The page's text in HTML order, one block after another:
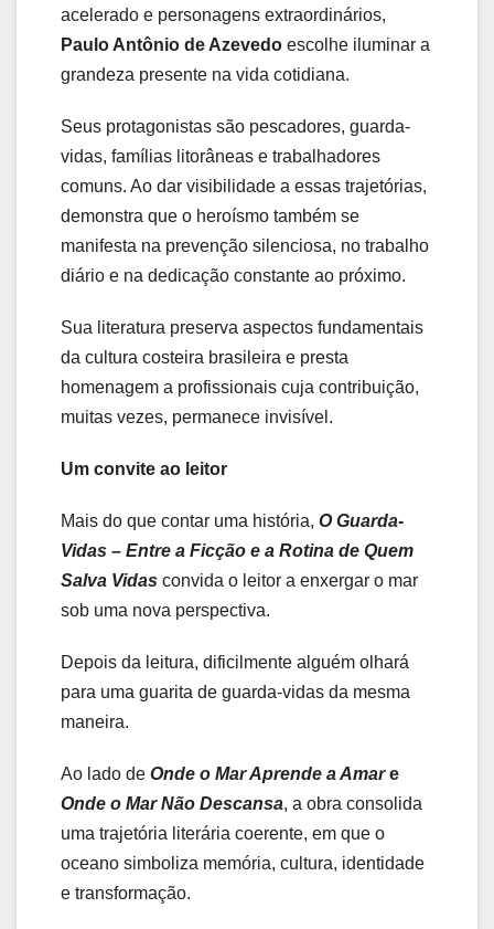
acelerado e personagens extraordinários,
Paulo Antônio de Azevedo escolhe iluminar a
grandeza presente na vida cotidiana.
Seus protagonistas são pescadores, guarda-
vidas, famílias litorâneas e trabalhadores
comuns. Ao dar visibilidade a essas trajetórias,
demonstra que o heroísmo também se
manifesta na prevenção silenciosa, no trabalho
diário e na dedicação constante ao próximo.
Sua literatura preserva aspectos fundamentais
da cultura costeira brasileira e presta
homenagem a profissionais cuja contribuição,
muitas vezes, permanece invisível.
Um convite ao leitor
Mais do que contar uma história, O Guarda-
Vidas – Entre a Ficção e a Rotina de Quem
Salva Vidas convida o leitor a enxergar o mar
sob uma nova perspectiva.
Depois da leitura, dificilmente alguém olhará
para uma guarita de guarda-vidas da mesma
maneira.
Ao lado de Onde o Mar Aprende a Amare
Onde o Mar Não Descansa, a obra consolida
uma trajetória literária coerente, em que o
oceano simboliza memória, cultura, identidade
e transformação.